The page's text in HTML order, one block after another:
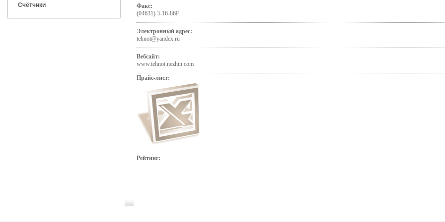
Счётчики
Факс:
(04631) 3-16-86F
Электронный адрес:
tehnot@yandex.ru
Вебсайт:
www.tehnot.nezhin.com
Прайс-лист:
Рейтинг: